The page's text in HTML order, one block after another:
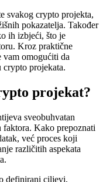
svakog crypto projekta,
pokazatelja. Također
ih izbjeći, što je
Kroz praktične
vam omogućiti da
crypto projekata.
projekat?
sveobuhvatan
Kako prepoznati
već proces koji
različitih aspekata
definirani ciljevi,